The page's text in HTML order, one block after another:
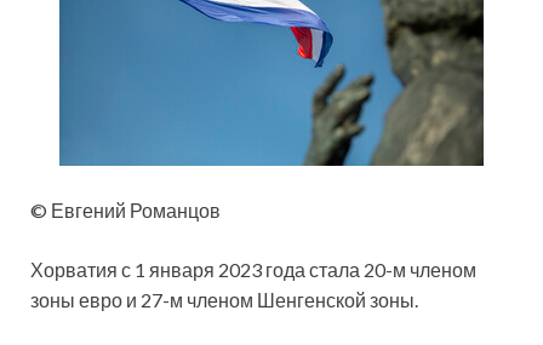
© Евгений Романцов
Хорватия с 1 января 2023 года стала 20-м членом
зоны евро и 27-м членом Шенгенской зоны.